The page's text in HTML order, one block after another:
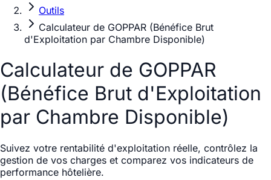
Outils
Calculateur de GOPPAR (Bénéfice Brut
d'Exploitation par Chambre Disponible)
Calculateur de GOPPAR
(Bénéfice Brut d'Exploitation
par Chambre Disponible)
Suivez votre rentabilité d'exploitation réelle, contrôlez la
gestion de vos charges et comparez vos indicateurs de
performance hôtelière.